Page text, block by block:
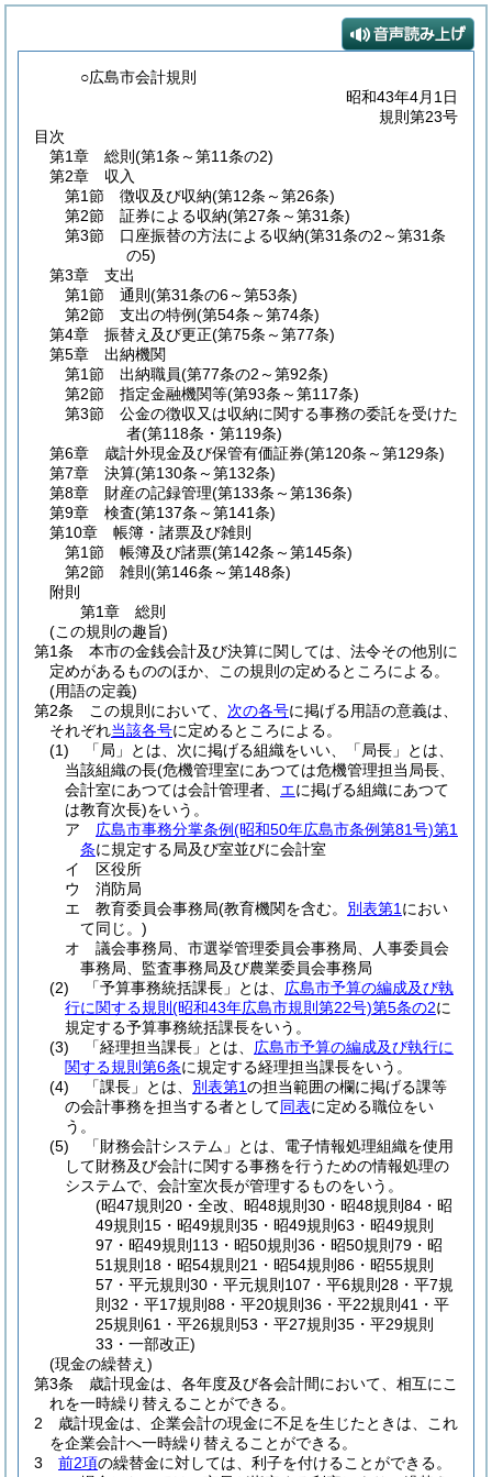
○広島市会計規則
昭和43年4月1日
規則第23号
目次
第1章
総則 (第1条～第11条の2)
第2章
収入
第1節
徴収及び収納(第12条～第26条)
第2節
証券による収納(第27条～第31条)
第3節
口座振替の方法による収納(第31条の2～第31条
の5)
第3章
支出
第1節
通則 (第31条の6～第53条)
第2節
支出の特例(第54条～第74条)
第4章
振替え及び更正(第75条～第77条)
第5章
出納機関
第1節
出納職員(第77条の2～第92条)
第2節
指定金融機関等(第93条～第117条)
第3節
公金の徴収又は収納に関する事務の委託を受けた
者(第118条・第119条)
第6章
歳計外現金及び保管有価証券(第120条～第129条)
第7章
決算(第130条～第132条)
第8章
財産の記録管理(第133条～第136条)
第9章
検査(第137条～第141条)
第10章
帳簿・諸票及び雑則
第1節
帳簿及び諸票(第142条～第145条)
第2節
雑則 (第146条～第148条)
附則
第1章
総則
(この規則の趣旨)
第1条
本市の金銭会計及び決算に関しては、法令その他別に
定めがあるもののほか、この規則の定めるところによる。
(用語の定義)
第2条
この規則において、 次の各号に掲げる用語の意義は、
それぞれ当該各号に定めるところによる。
(1)
「局」とは、次に掲げる組織をいい、「局長」とは、
当該組織の長(危機管理室にあつては危機管理担当局長、
会計室にあつては会計管理者、 エに掲げる組織にあつて
は教育次長)をいう。
ア
広島市事務分掌条例(昭和50年広島市条例第81号)第1
条に規定する局及び室並びに会計室
イ
区役所
ウ
消防局
エ
教育委員会事務局(教育機関を含む。 別表第1 におい
て同じ。)
オ
議会事務局、市選挙管理委員会事務局、人事委員会
事務局、監査事務局及び農業委員会事務局
(2)
「予算事務統括課長」とは、 広島市予算の編成及び執
行に関する規則 (昭和43年広島市規則第22号)第5条の2に
規定する予算事務統括課長をいう。
(3)
「経理担当課長」とは、 広島市予算の編成及び執行に
関する規則第6条に規定する経理担当課長をいう。
(4)
「課長」とは、 別表第1の担当範囲の欄に掲げる課等
の会計事務を担当する者として同表に定める職位をい
う。
(5)
「財務会計システム」とは、電子情報処理組織を使用
して財務及び会計に関する事務を行うための情報処理の
システムで、会計室次長が管理するものをいう。
(昭47規則20・全改、昭48規則30・昭48規則84・昭
49規則15・昭49規則35・昭49規則63・昭49規則
97・昭49規則113・昭50規則36・昭50規則79・昭
51規則18・昭54規則21・昭54規則86・昭55規則
57・平元規則30・平元規則107・平6規則28・平7規
則32・平17規則88・平20規則36・平22規則41・平
25規則61・平26規則53・平27規則35・平29規則
33・一部改正)
(現金の繰替え)
第3条
歳計現金は、各年度及び各会計間において、相互にこ
れを一時繰り替えることができる。
2
歳計現金は、企業会計の現金に不足を生じたときは、これ
を企業会計へ一時繰り替えることができる。
3
前2項の繰替金に対しては、利子を付けることができる。